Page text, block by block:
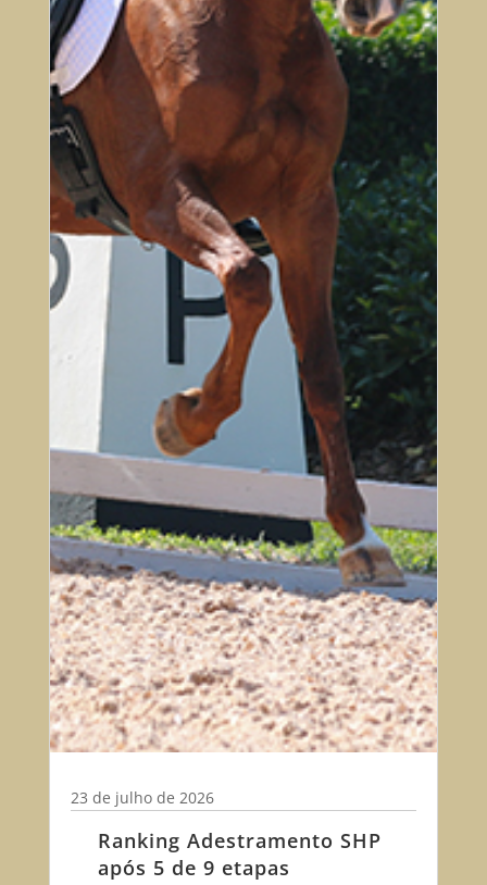
Ranking Adestramento SHP
após 5 de 9 etapas
23 de julho de 2026